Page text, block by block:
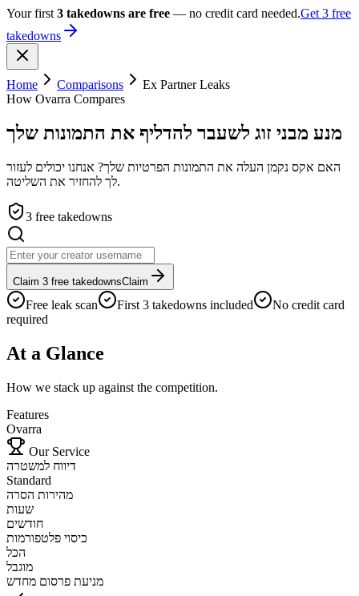
Your first 3 takedowns are free — no credit card needed.Get 3 free
takedowns
Home Comparisons
Ex Partner Leaks
How Ovarra Compares
מנע מבני זוג לשעבר להדליף את התמונות שלך
האם אקס נקמן העלה את התמונות הפרטיות שלך? אנחנו יכולים לעזור
לך להחזיר את השליטה.
3 free takedowns
Claim 3 free takedownsClaim
Free leak scan First 3 takedowns included
No credit card
required
At a Glance
How we stack up against the competition.
Features
Ovarra
Our Service
דיווח למשטרה
Standard
מהירות הסרה
שעות
חודשים
כיסוי פלטפורמות
הכל
מוגבל
מניעת פרסום מחדש